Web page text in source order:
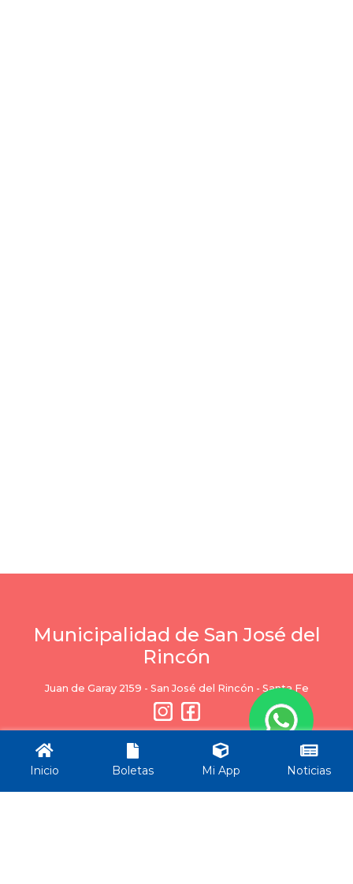
Municipalidad de San José del
Rincón
Juan de Garay 2159 - San José del Rincón - Santa Fe
Ciudad Servicios
Inicio Boletas Mi App Noticias